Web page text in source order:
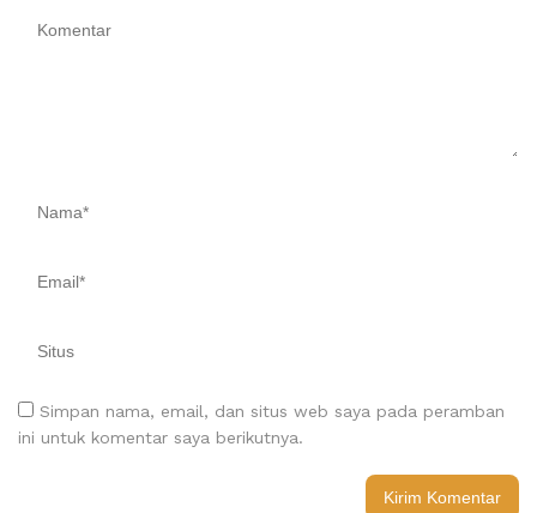
Simpan nama, email, dan situs web saya pada peramban
ini untuk komentar saya berikutnya.